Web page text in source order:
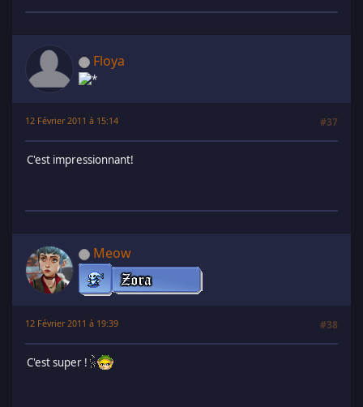
Floya
12 Février 2011 à 15:14 #37
C'est impressionnant!
Meow
12 Février 2011 à 19:39 #38
C'est super !